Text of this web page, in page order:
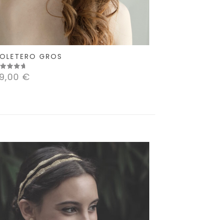
GROS
€